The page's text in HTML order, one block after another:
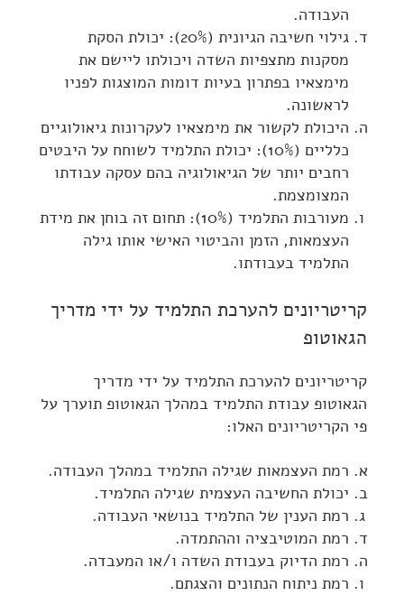
העבודה.
גילוי חשיבה הגיונית (20%): יכולת הסקת
מסקנות מתצפיות השדה ויכולתו ליישם את
מימצאיו בפתרון בעיות דומות המוצגות לפניו
לראשונה.
היכולת לקשור את מימצאיו לעקרונות גיאולוגיים
כלליים (10%): יכולת התלמיד לשוחח על היבטים
רחבים יותר של הגיאולוגיה בהם עסקה עבודתו
המצומצמת.
מעורבות התלמיד (10%): תחום זה בוחן את מידת
העצמאות, הזמן והביטוי האישי אותו גילה
התלמיד בעבודתו.
קריטריונים להערכת התלמיד על ידי מדריך
הגאוטופ
קריטריונים להערכת התלמיד על ידי מדריך
הגאוטופ עבודת התלמיד במהלך הגאוטופ תוערך על
פי הקריטריונים האלו:
רמת העצמאות שגילה התלמיד במהלך העבודה.
יכולת החשיבה העצמית שגילה התלמיד.
רמת הענין של התלמיד בנושאי העבודה.
רמת המוטיבציה וההתמדה.
רמת הדיוק בעבודת השדה ו/או המעבדה.
רמת ניתוח הנתונים והצגתם.